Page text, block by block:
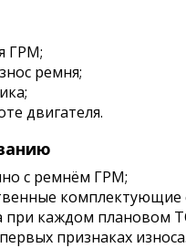
ГРМ;
ремня;
двигателя.
с ремнём ГРМ;
комплектующие
при каждом плановом
признаках износа.